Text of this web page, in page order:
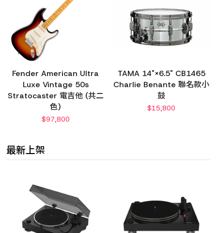
Fender American Ultra
Luxe Vintage 50s
Stratocaster 電吉他 (共二
色)
$97,800
TAMA 14"×6.5" CB1465
Charlie Benante 聯名款小
鼓
$15,800
最新上架